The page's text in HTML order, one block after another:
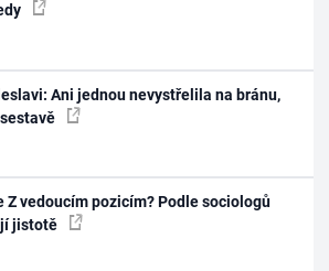
Ani jednou nevystřelila na bránu,
Z vedoucím pozicím? Podle sociologů
jistotě